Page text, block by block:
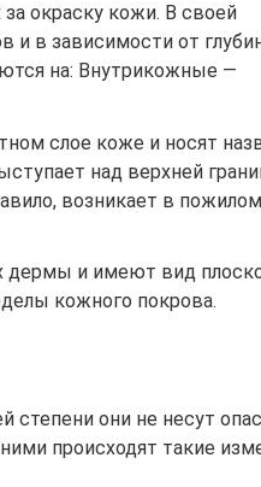
окраску кожи. В своей
и в зависимости от
на: Внутрикожные —
слое коже и носят
над верхней
возникает в пожилом
дермы и имеют вид
кожного покрова.
степени они не несут
происходят такие